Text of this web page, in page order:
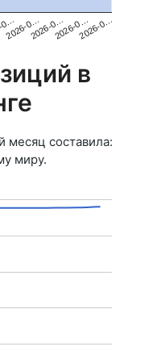
0…
2026-0…2026-0…2026-0…2026-0…
в
месяц составила:
миру.